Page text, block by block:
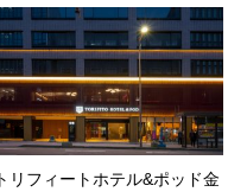
トリフィートホテル&ポッド金